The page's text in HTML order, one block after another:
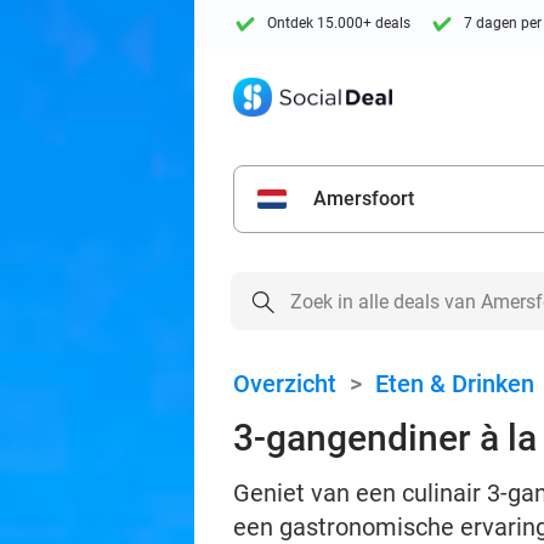
Ontdek 15.000+ deals 7 dagen
Amersfoort
Overzicht > Eten & Drinken
3-gangendiner à
Geniet van een culinair 3-
een gastronomische